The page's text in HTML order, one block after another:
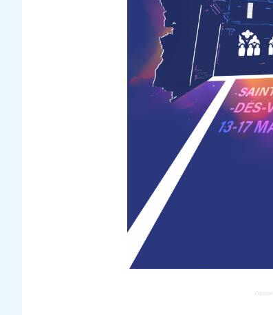
Création